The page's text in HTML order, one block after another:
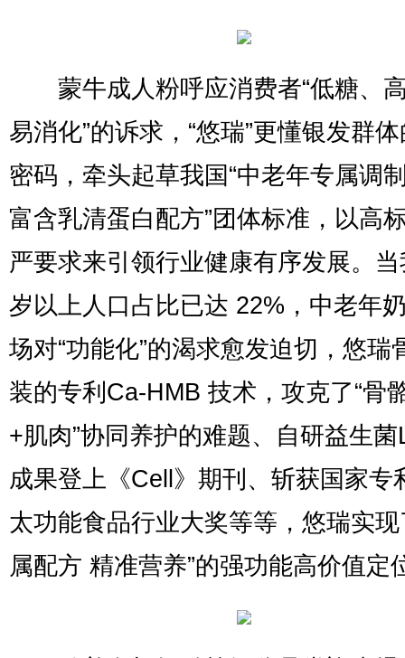
蒙牛成人粉呼应消费者“低糖、
易消化”的诉求，“悠瑞”更懂银发群
密码，牵头起草我国“中老年专属调
富含乳清蛋白配方”团体标准，以高
严要求来引领行业健康有序发展。
岁以上人口占比已达 22%，中老年
场对“功能化”的渴求愈发迫切，悠瑞
装的专利Ca-HMB 技术，攻克了“骨
+肌肉”协同养护的难题、自研益生
成果登上《Cell》期刊、斩获国家专
太功能食品行业大奖等等，悠瑞实现
属配方 精准营养”的强功能高价值定